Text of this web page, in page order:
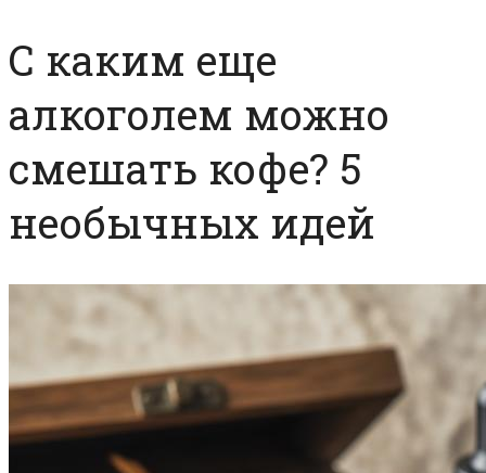
С каким еще
алкоголем можно
смешать кофе? 5
необычных идей